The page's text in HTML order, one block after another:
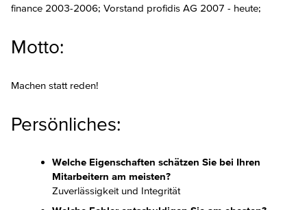
finance 2003-2006; Vorstand profidis AG 2007 - heute;
Motto:
Machen statt reden!
Persönliches:
Welche Eigenschaften schätzen Sie bei Ihren
Mitarbeitern am meisten?
Zuverlässigkeit und Integrität